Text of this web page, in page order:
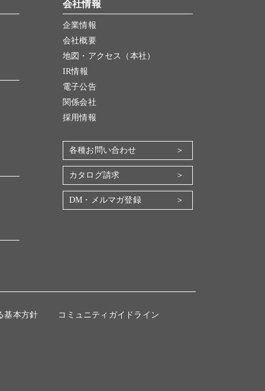
会社情報
企業情報
会社概要
地図・アクセス（本社）
IR情報
電子公告
関係会社
採用情報
各種お問い合わせ
カタログ請求
DM・メルマガ登録
基本方針 コミュニティガイドライン